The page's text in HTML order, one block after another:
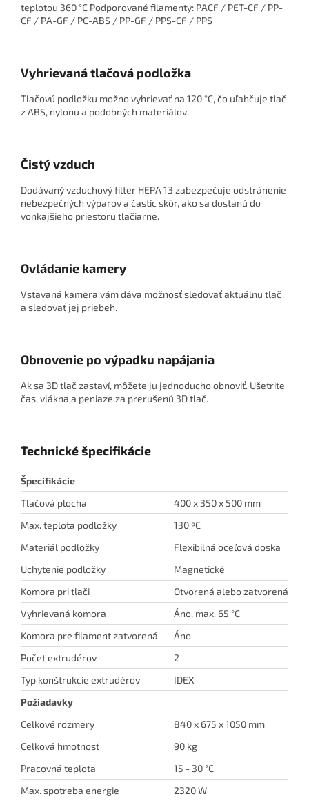
teplotou 360 °C Podporované filamenty: PACF / PET-CF / PP-
CF / PA-GF / PC-ABS / PP-GF / PPS-CF / PPS
Vyhrievaná tlačová podložka
Tlačovú podložku možno vyhrievať na 120 °C, čo uľahčuje tlač
z ABS, nylonu a podobných materiálov.
Čistý vzduch
Dodávaný vzduchový filter HEPA 13 zabezpečuje odstránenie
nebezpečných výparov a častíc skôr, ako sa dostanú do
vonkajšieho priestoru tlačiarne.
Ovládanie kamery
Vstavaná kamera vám dáva možnosť sledovať aktuálnu tlač
a sledovať jej priebeh.
Obnovenie po výpadku napájania
Ak sa 3D tlač zastaví, môžete ju jednoducho obnoviť. Ušetrite
čas, vlákna a peniaze za prerušenú 3D tlač.
Technické špecifikácie
Špecifikácie
Tlačová plocha
400 x 350 x 500 mm
Max. teplota podložky
130 ºC
Materiál podložky
Flexibilná oceľová doska
Uchytenie podložky
Magnetické
Komora pri tlači
Otvorená alebo zatvorená
Vyhrievaná komora
Áno, max. 65 °C
Komora pre filament zatvorená
Áno
Počet extrudérov
2
Typ konštrukcie extrudérov
IDEX
Požiadavky
Celkové rozmery
840 x 675 x 1050 mm
Celková hmotnosť
90 kg
Pracovná teplota
15 - 30 °C
Max. spotreba energie
2320 W